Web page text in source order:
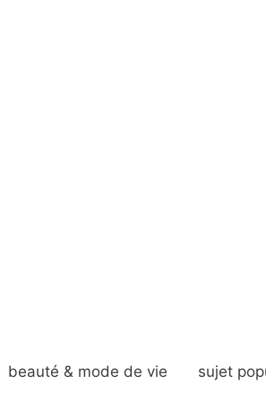
beauté & mode de vie sujet